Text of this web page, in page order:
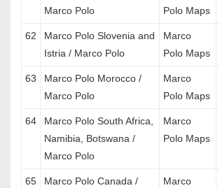
Marco Polo
Polo Maps
62
Marco Polo Slovenia and
Istria / Marco Polo
Marco
Polo Maps
63
Marco Polo Morocco /
Marco Polo
Marco
Polo Maps
64
Marco Polo South Africa,
Namibia, Botswana /
Marco Polo
Marco
Polo Maps
65
Marco Polo Canada /
Marco